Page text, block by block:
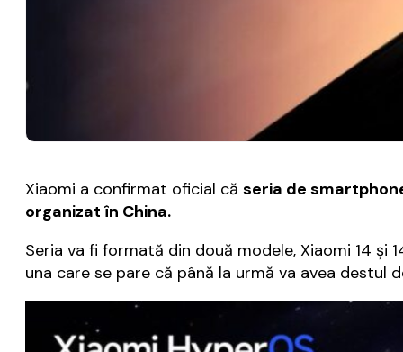
Xiaomi a confirmat oficial că seria de
organizat în China.
Seria va fi formată din două modele, Xiaomi 14
una care se pare că până la urmă va avea destul